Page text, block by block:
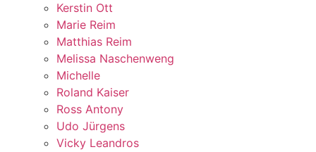
Kerstin Ott
Marie Reim
Matthias Reim
Melissa Naschenweng
Michelle
Roland Kaiser
Ross Antony
Udo Jürgens
Vicky Leandros